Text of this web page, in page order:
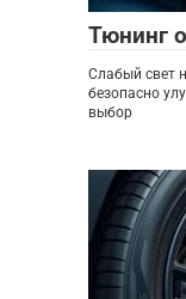
Тюнинг
Слабый свет
безопасно
выбор